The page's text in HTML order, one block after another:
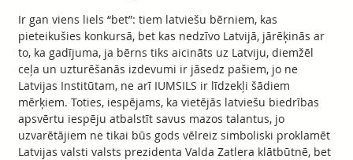
Ir gan viens liels “bet”: tiem latviešu bērniem, kas
pieteikušies konkursā, bet kas nedzīvo Latvijā, jārēķinās ar
to, ka gadījuma, ja bērns tiks aicināts uz Latviju, diemžēl
ceļa un uzturēšanās izdevumi ir jāsedz pašiem, jo ne
Latvijas Institūtam, ne arī IUMSILS ir līdzekļi šādiem
mērķiem. Toties, iespējams, ka vietējās latviešu biedrības
apsvērtu iespēju atbalstīt savus mazos talantus, jo
uzvarētājiem ne tikai būs gods vēlreiz simboliski proklamēt
Latvijas valsti valsts prezidenta Valda Zatlera klātbūtnē, bet